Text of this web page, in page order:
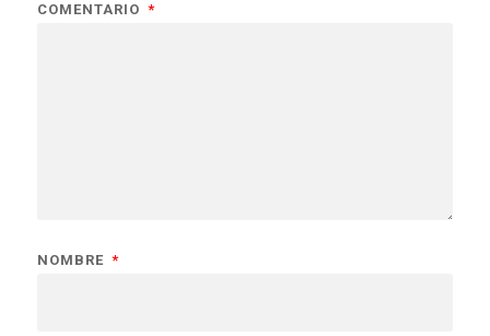
COMENTARIO *
NOMBRE *